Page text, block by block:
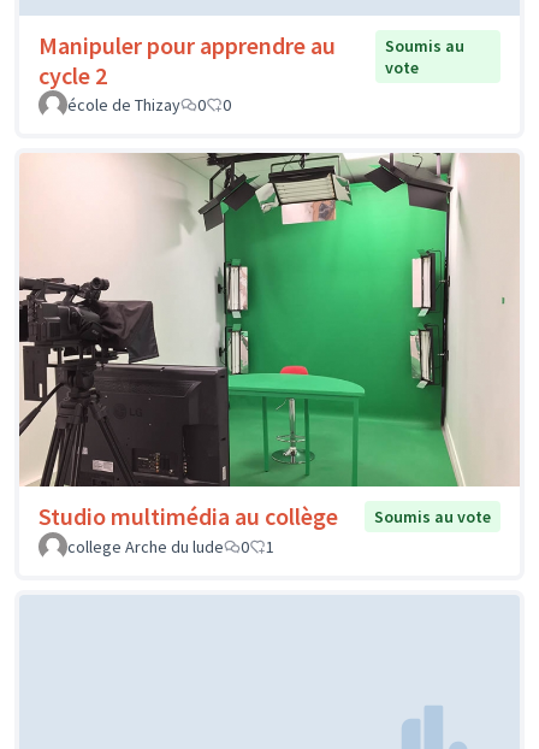
Manipuler pour apprendre au
cycle 2
Soumis au
vote
école de Thizay
0 0
Studio multimédia au collège
Soumis au vote
college Arche du lude
0 1